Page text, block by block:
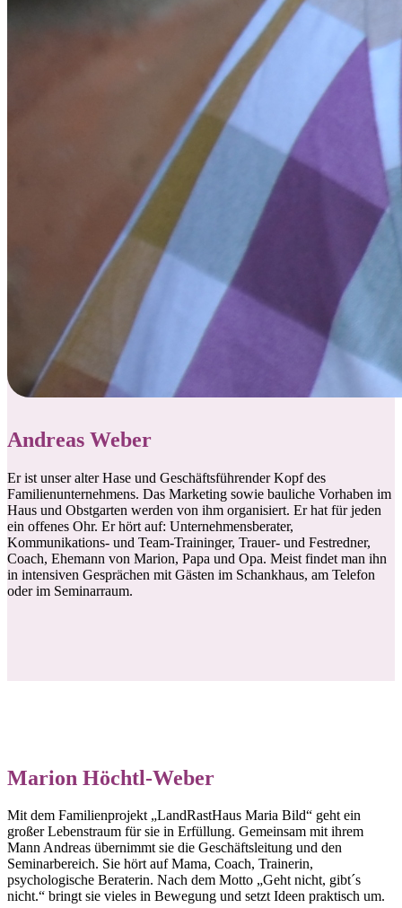
Andreas Weber
Er ist unser alter Hase und Geschäftsführender Kopf des
Familienunternehmens. Das Marketing sowie bauliche Vorhaben im
Haus und Obstgarten werden von ihm organisiert. Er hat für jeden
ein offenes Ohr. Er hört auf: Unternehmensberater,
Kommunikations- und Team-Traininger, Trauer- und Festredner,
Coach, Ehemann von Marion, Papa und Opa. Meist findet man ihn
in intensiven Gesprächen mit Gästen im Schankhaus, am Telefon
oder im Seminarraum.
Marion Höchtl-Weber
Mit dem Familienprojekt „LandRastHaus Maria Bild“ geht ein
großer Lebenstraum für sie in Erfüllung. Gemeinsam mit ihrem
Mann Andreas übernimmt sie die Geschäftsleitung und den
Seminarbereich. Sie hört auf Mama, Coach, Trainerin,
psychologische Beraterin. Nach dem Motto „Geht nicht, gibt´s
nicht.“ bringt sie vieles in Bewegung und setzt Ideen praktisch um.